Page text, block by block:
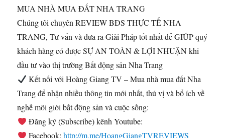
MUA NHÀ MUA ĐẤT NHA TRANG
Chúng tôi chuyên REVIEW BĐS THỰC TẾ NHA
TRANG, Tư vấn và đưa ra Giải Pháp tốt nhất để GIÚP quý
khách hàng có được SỰ AN TOÀN & LỢI NHUẬN khi
đầu tư vào thị trường Bất động sản Nha Trang
Kết nối với Hoàng Giang TV – Mua nhà mua đất Nha
Trang để nhận nhiều thông tin mới nhất, thú vị và bổ ích về
nghề môi giới bất động sản và cuộc sống:
Đăng ký (Subscribe) kênh Youtube:
Facebook: http://m.me/HoangGiangTVREVIEWS